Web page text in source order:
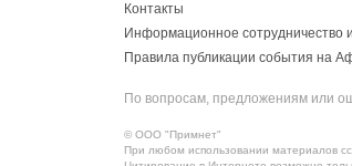
Контакты
Информационное
Правила публикации события на
По вопросам, предложениям или
© ООО "Примнет"
При любом использовании материалов